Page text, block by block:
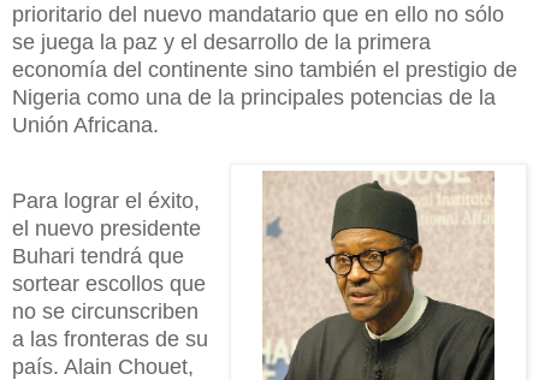
prioritario del nuevo mandatario que en ello no sólo
se juega la paz y el desarrollo de la primera
economía del continente sino también el prestigio de
Nigeria como una de la principales potencias de la
Unión Africana.
Para lograr el éxito,
el nuevo presidente
Buhari tendrá que
sortear escollos que
no se circunscriben
a las fronteras de su
país. Alain Chouet,